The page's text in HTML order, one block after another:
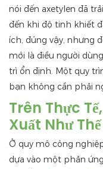
nói đến axetylen đã
đến khi độ tinh khiết
ích, đúng vậy, nhưng
mới là điều người
trì ổn định. Một quy
bạn không cần phải
Trên Thực
Xuất Như
Ở quy mô công
dựa vào một phản